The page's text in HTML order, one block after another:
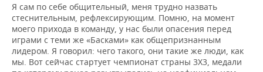
Я сам по себе общительный, меня трудно назвать
стеснительным, рефлексирующим. Помню, на момент
моего прихода в команду, у нас были опасения перед
играми с теми же «Басками» как общепризнанным
лидером. Я говорил: чего такого, они такие же люди, как
мы. Вот сейчас стартует чемпионат страны 3Х3, медали